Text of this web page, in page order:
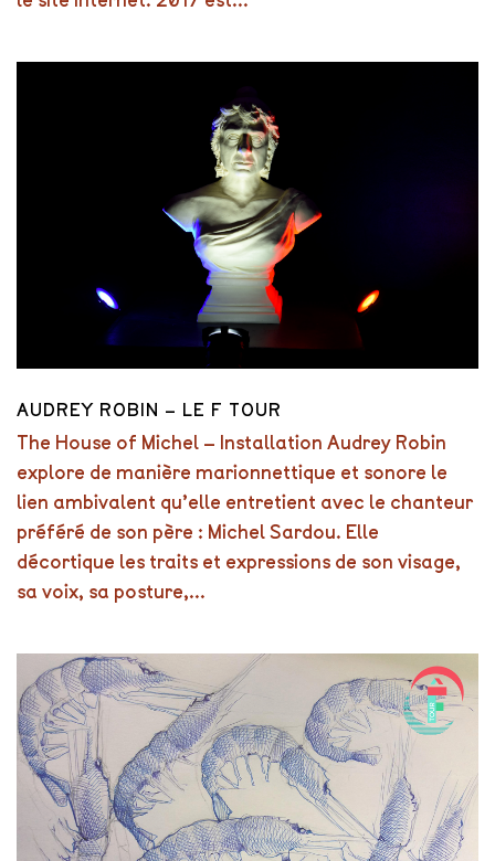
AUDREY ROBIN – LE F TOUR
The House of Michel – Installation Audrey Robin
explore de manière marionnettique et sonore le
lien ambivalent qu’elle entretient avec le chanteur
préféré de son père : Michel Sardou. Elle
décortique les traits et expressions de son visage,
sa voix, sa posture,...